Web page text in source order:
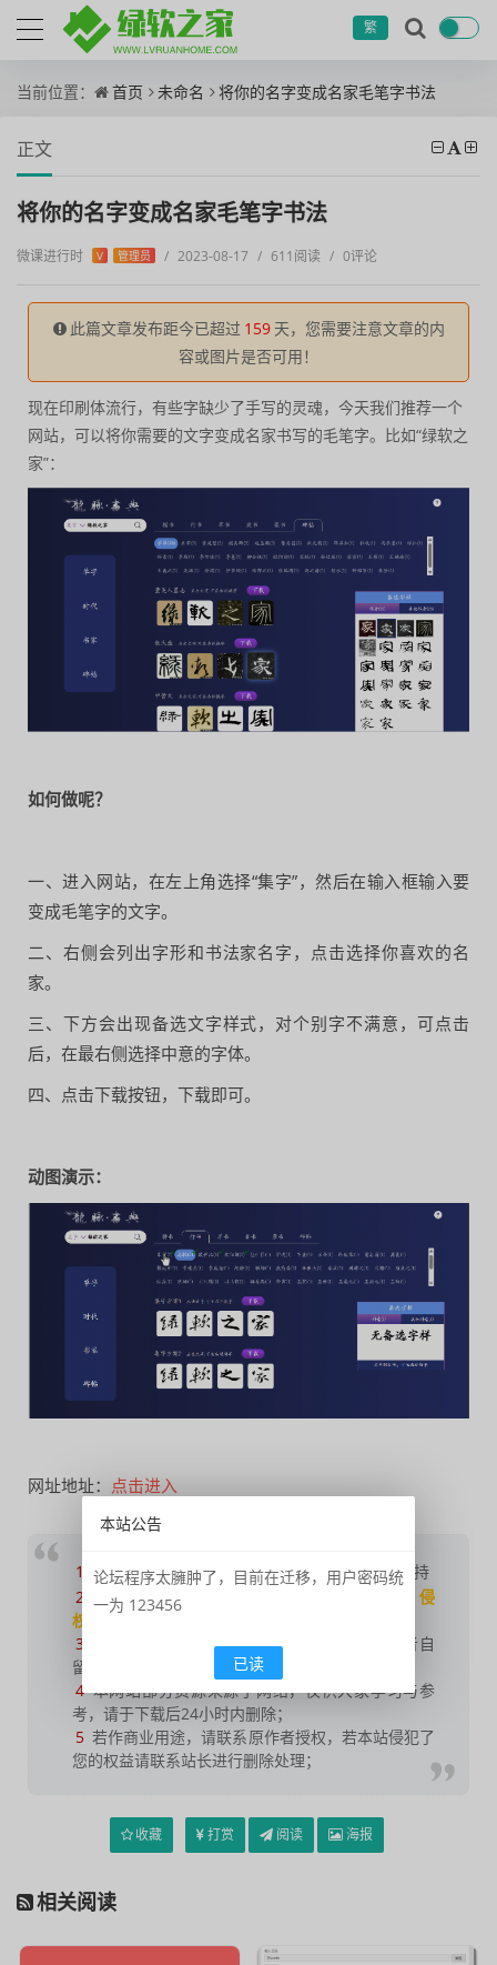
繁
当前位置： 首页 未命名 将你的名字变成名家毛笔字书法
正文
将你的名字变成名家毛笔字书法
微课进行时 V 管理员 / 2023-08-17 / 611阅读 / 0评论
此篇文章发布距今已超过 159 天，您需要注意文章的内
容或图片是否可用！
现在印刷体流行，有些字缺少了手写的灵魂，今天我们推荐一个
网站，可以将你需要的文字变成名家书写的毛笔字。比如“绿软之
家”：
如何做呢？
一、进入网站，在左上角选择“集字”，然后在输入框输入要
变成毛笔字的文字。
二、右侧会列出字形和书法家名字，点击选择你喜欢的名
家。
三、下方会出现备选文字样式，对个别字不满意，可点击
后，在最右侧选择中意的字体。
四、点击下载按钮，下载即可。
动图演示：
网址地址： 点击进入
1 如果您喜欢本站， 点击这儿 捐赠本站，感谢支持
2
可能会帮助到你：
侵
权删除
3
修改版本安卓及电脑软件，
为修改者自
留，
，注意鉴别；
4本网站部分资源来源于网络，仅供大家学习与参
考，请于下载后24小时内删除；
5 若作商业用途，请联系原作者授权，若本站侵犯了
您的权益请联系站长进行删除处理；
收藏 打赏 阅读 海报
相关阅读
本站公告
论坛程序太臃肿了，目前在迁移，用户密码统
一为 123456
已读